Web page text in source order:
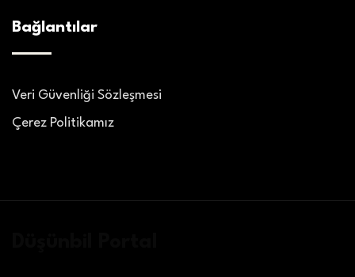
Bağlantılar
Veri Güvenliği Sözleşmesi
Çerez Politikamız